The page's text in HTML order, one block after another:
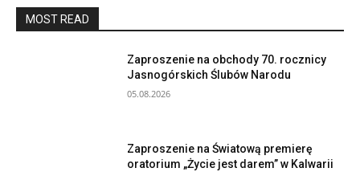
MOST READ
Zaproszenie na obchody 70. rocznicy
Jasnogórskich Ślubów Narodu
05.08.2026
Zaproszenie na Światową premierę
oratorium „Życie jest darem” w Kalwarii